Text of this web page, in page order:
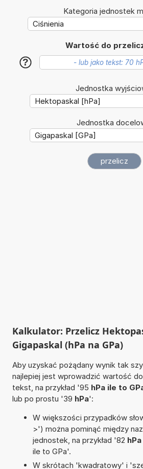
Kategoria jednostek
Wartość do
?
Jednostka
Jednostka
Kalkulator: Przelicz
Gigapaskal (hPa na GPa)
Aby uzyskać pożądany wynik tak
najlepiej jest wprowadzić wartość
tekst, na przykład '95 hPa ile to
lub po prostu '39 hPa':
W większości przypadków
>') można pominąć między
jednostek, na przykład '82
ile to GPa'.
W skrótach 'kwadratowy' i